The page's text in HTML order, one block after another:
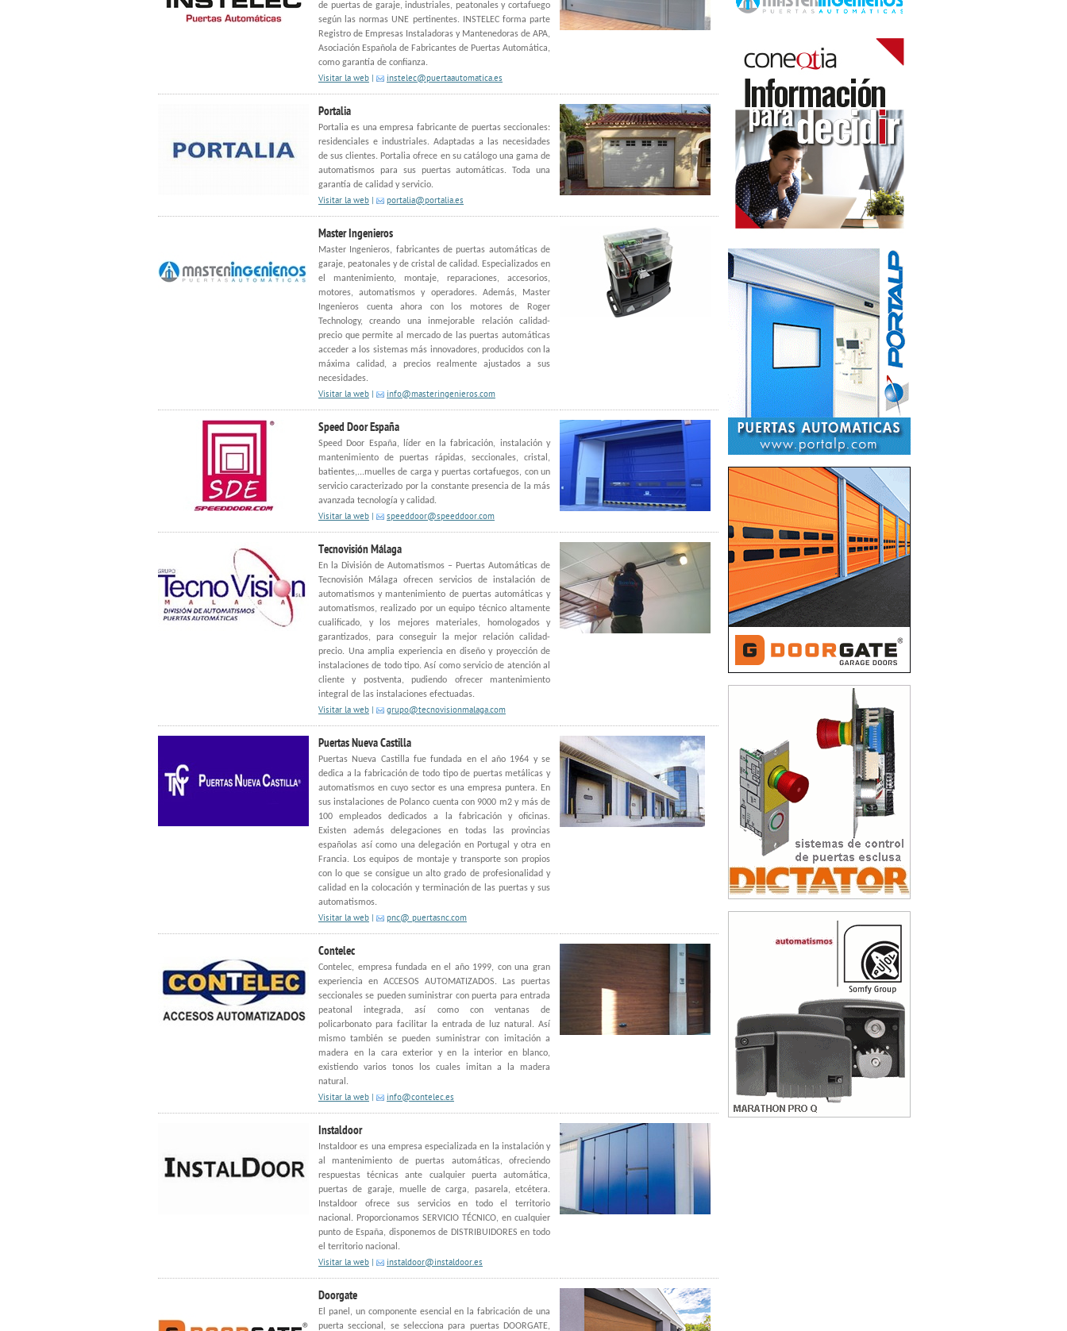
de puertas de garaje, industriales, peatonales y cortafuego
según las normas UNE pertinentes. INSTELEC forma parte
Registro de Empresas Instaladoras y Mantenedoras de APA,
Asociación Española de Fabricantes de Puertas Automática,
como garantía de confianza.
Visitar la web | instelec@puertaautomatica.es
Portalia
Portalia es una empresa fabricante de puertas seccionales:
residenciales e industriales. Adaptadas a las necesidades
de sus clientes. Portalia ofrece en su catálogo una gama de
automatismos para sus puertas automáticas. Toda una
garantía de calidad y servicio.
Visitar la web | portalia@portalia.es
Master Ingenieros
Master Ingenieros, fabricantes de puertas automáticas de
garaje, peatonales y de cristal de calidad. Especializados en
el mantenimiento, montaje, reparaciones, accesorios,
motores, automatismos y operadores. Además, Master
Ingenieros cuenta ahora con los motores de Roger
Technology, creando una inmejorable relación calidad-
precio que permite al mercado de las puertas automáticas
acceder a los sistemas más innovadores, producidos con la
máxima calidad, a precios realmente ajustados a sus
necesidades.
Visitar la web | info@masteringenieros.com
Speed Door España
Speed Door España, líder en la fabricación, instalación y
mantenimiento de puertas rápidas, seccionales, cristal,
batientes,...muelles de carga y puertas cortafuegos, con un
servicio caracterizado por la constante presencia de la más
avanzada tecnología y calidad.
Visitar la web | speeddoor@speeddoor.com
Tecnovisión Málaga
En la División de Automatismos – Puertas Automáticas de
Tecnovisión Málaga ofrecen servicios de instalación de
automatismos y mantenimiento de puertas automáticas y
automatismos, realizado por un equipo técnico altamente
cualificado, y los mejores materiales, homologados y
garantizados, para conseguir la mejor relación calidad-
precio. Una amplia experiencia en diseño y proyección de
instalaciones de todo tipo. Así como servicio de atención al
cliente y postventa, pudiendo ofrecer mantenimiento
integral de las instalaciones efectuadas.
Visitar la web | grupo@tecnovisionmalaga.com
Puertas Nueva Castilla
Puertas Nueva Castilla fue fundada en el año 1964 y se
dedica a la fabricación de todo tipo de puertas metálicas y
automatismos en cuyo sector es una empresa puntera. En
sus instalaciones de Polanco cuenta con 9000 m2 y más de
100 empleados dedicados a la fabricación y oficinas.
Existen además delegaciones en todas las provincias
españolas así como una delegación en Portugal y otra en
Francia. Los equipos de montaje y transporte son propios
con lo que se consigue un alto grado de profesionalidad y
calidad en la colocación y terminación de las puertas y sus
automatismos.
Visitar la web | pnc@ puertasnc.com
Contelec
Contelec, empresa fundada en el año 1999, con una gran
experiencia en ACCESOS AUTOMATIZADOS. Las puertas
seccionales se pueden suministrar con puerta para entrada
peatonal integrada, así como con ventanas de
policarbonato para facilitar la entrada de luz natural. Así
mismo también se pueden suministrar con imitación a
madera en la cara exterior y en la interior en blanco,
existiendo varios tonos los cuales imitan a la madera
natural.
Visitar la web | info@contelec.es
Instaldoor
Instaldoor es una empresa especializada en la instalación y
al mantenimiento de puertas automáticas, ofreciendo
respuestas técnicas ante cualquier puerta automática,
puertas de garaje, muelle de carga, pasarela, etcétera.
Instaldoor ofrece sus servicios en todo el territorio
nacional. Proporcionamos SERVICIO TÉCNICO, en cualquier
punto de España, disponemos de DISTRIBUIDORES en todo
el territorio nacional.
Visitar la web | instaldoor@instaldoor.es
Doorgate
El panel, un componente esencial en la fabricación de una
puerta seccional, se selecciona para puertas DOORGATE,